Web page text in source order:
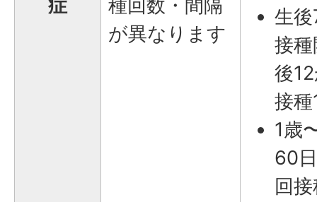
症
種回数・間隔
が異なります
生
接
後
接
1歳
60
回